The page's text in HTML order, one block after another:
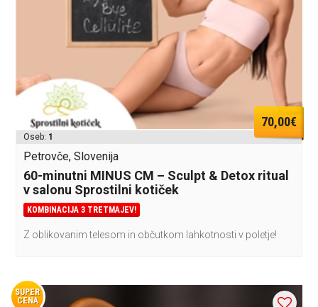
70,00€
Oseb: 1
Petrovče, Slovenija
60-minutni MINUS CM – Sculpt & Detox ritual
v salonu Sprostilni kotiček
KOMBINACIJA 3 TRETMAJEV!
Z oblikovanim telesom in občutkom lahkotnosti v poletje!
SUPER
CENA